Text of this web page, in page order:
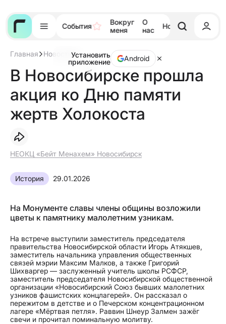
События
Вокруг
меня
О
нас
Новости Тора
Установить
приложение
Android
Главная Новости В
Новосибирске
прошла
акция
Дню
памяти
жертв
Холокоста
В Новосибирске прошла
акция ко Дню памяти
жертв Холокоста
НЕОКЦ «Бейт Менахем» Новосибирск
История 29.01.2026
На Монументе славы члены общины возложили
цветы к памятнику малолетним узникам.
На встрече выступили заместитель председателя
правительства Новосибирской области Игорь Атякшев,
заместитель начальника управления общественных
связей мэрии Максим Малков, а также Григорий
Шихваргер — заслуженный учитель школы РСФСР,
заместитель председателя Новосибирской общественной
организации «Новосибирский Союз бывших малолетних
узников фашистских концлагерей». Он рассказал о
пережитом в детстве и о Печерском концентрационном
лагере «Мёртвая петля». Раввин Шнеур Залмен зажёг
свечи и прочитал поминальную молитву.